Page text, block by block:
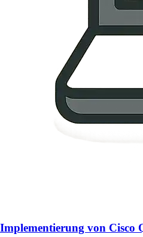
Implementierung von Cisco